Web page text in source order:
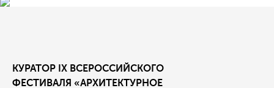
КУРАТОР IX ВСЕРОССИЙСКОГО
ФЕСТИВАЛЯ «АРХИТЕКТУРНОЕ